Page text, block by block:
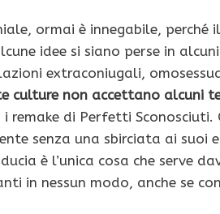
ormai è innegabile,
idee si siano perse in
extraconiugali,
culture non accettano alcuni
di Perfetti Sconosciuti.
senza una sbirciata ai
è l’unica cosa che serve
in nessun modo, anche se